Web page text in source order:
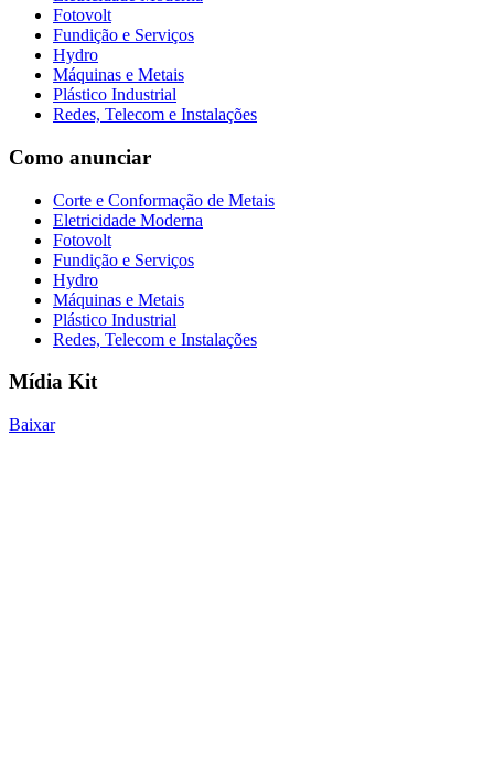
Fotovolt
Fundição e Serviços
Hydro
Máquinas e Metais
Plástico Industrial
Redes, Telecom e Instalações
Como anunciar
Corte e Conformação de Metais
Eletricidade Moderna
Fotovolt
Fundição e Serviços
Hydro
Máquinas e Metais
Plástico Industrial
Redes, Telecom e Instalações
Mídia Kit
Baixar